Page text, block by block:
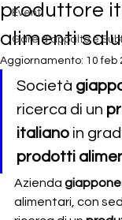
Eventi
Gare d'appalto e
produttore
alimenti
Aggiornamento: 10 feb
Società
ricerca di un
italiano in
prodotti
Azienda
alimentari, con